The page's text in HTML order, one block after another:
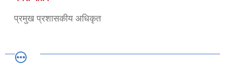
प्रमुख प्रशासकीय अधिकृत